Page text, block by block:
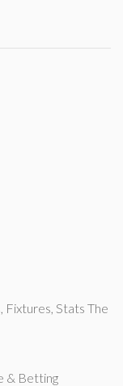
Fixtures, Stats The
& Betting